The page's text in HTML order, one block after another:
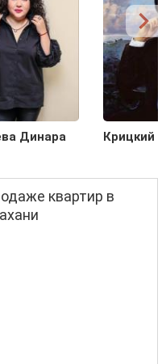
Динара Крицкий
квартир в